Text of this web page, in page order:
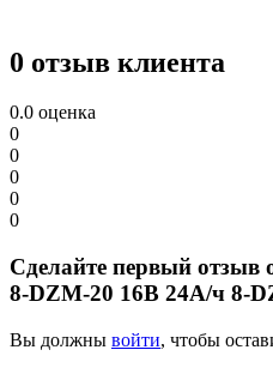
0 отзыв клиента
0.0 оценка
0
0
0
0
0
Сделайте первый отзыв
8-DZM-20 16В 24А/ч 8-
Вы должны войти, чтобы